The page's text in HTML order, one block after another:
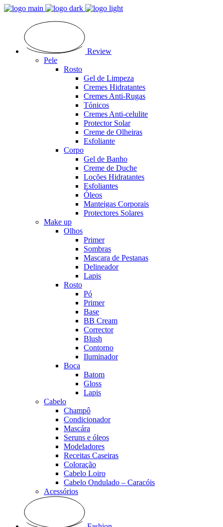
Review
Pele
Rosto
Gel de Limpeza
Cremes Hidratantes
Cremes Anti-Rugas
Tónicos
Cremes Anti-celulite
Protector Solar
Creme de Olheiras
Esfoliante
Corpo
Gel de Banho
Creme de Duche
Loções Hidratantes
Esfoliantes
Óleos
Manteigas Corporais
Protectores Solares
Make up
Olhos
Primer
Sombras
Mascara de Pestanas
Delineador
Lapis
Rosto
Pó
Primer
Base
BB Cream
Corrector
Blush
Contorno
Iluminador
Boca
Batom
Gloss
Lapis
Cabelo
Champô
Condicionador
Mascára
Seruns e óleos
Modeladores
Receitas Caseiras
Coloração
Cabelo Loiro
Cabelo Ondulado – Caracóis
Acessórios